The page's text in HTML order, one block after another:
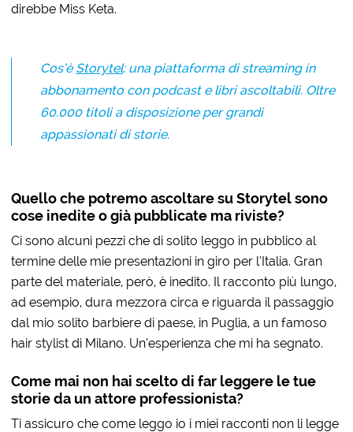
direbbe Miss Keta.
Cos’èStorytel: una piattaforma di streaming in
abbonamento con podcast e libri ascoltabili. Oltre
60.000 titoli a disposizione per grandi
appassionati di storie.
Quello che potremo ascoltare su Storytel sono
cose inedite o già pubblicate ma riviste?
Ci sono alcuni pezzi che di solito leggo in pubblico al
termine delle mie presentazioni in giro per l’Italia. Gran
parte del materiale, però, è inedito. Il racconto più lungo,
ad esempio, dura mezzora circa e riguarda il passaggio
dal mio solito barbiere di paese, in Puglia, a un famoso
hair stylist di Milano. Un’esperienza che mi ha segnato.
Come mai non hai scelto di far leggere le tue
storie da un attore professionista?
Ti assicuro che come leggo io i miei racconti non li legge